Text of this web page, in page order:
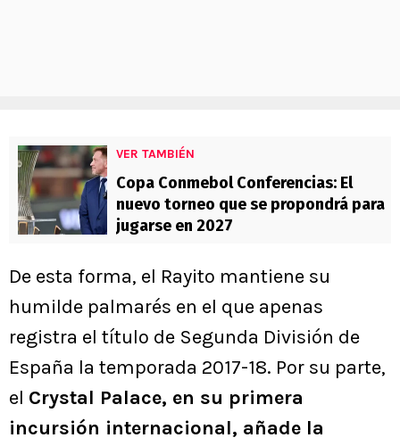
VER TAMBIÉN
Copa Conmebol Conferencias: El
nuevo torneo que se propondrá para
jugarse en 2027
De esta forma, el Rayito mantiene su
humilde palmarés en el que apenas
registra el título de Segunda División de
España la temporada 2017-18. Por su parte,
el Crystal Palace, en su primera
incursión internacional, añade la